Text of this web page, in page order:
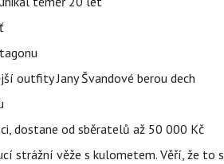
outfity Jany Švandové berou dech
dostane od sběratelů až 50 000 Kč
strážní věže s kulometem. Věří, že to